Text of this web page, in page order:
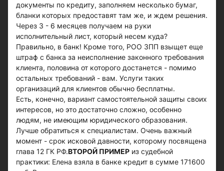
документы по кредиту, заполняем несколько бумаг,
бланки которых предоставят там же, и ждем решения.
Через 3 - 6 месяцев получаем на руки
исполнительный лист, который несем куда?
Правильно, в банк! Кроме того, РОО ЗПП взыщет еще
штраф с банка за неисполнение законного требования
клиента, половина от которого достанется - помимо
остальных требований - вам. Услуги таких
организаций для клиентов обычно бесплатны.
Есть, конечно, вариант самостоятельной защиты своих
интересов, но это достаточно сложно, особенно
людям, не имеющим юридического образования.
Лучше обратиться к специалистам. Очень важный
момент - срок исковой давности, которому посвящена
глава 12 ГК РФ.ВТОРОЙ ПРИМЕР из судебной
практики: Елена взяла в банке кредит в сумме 171600